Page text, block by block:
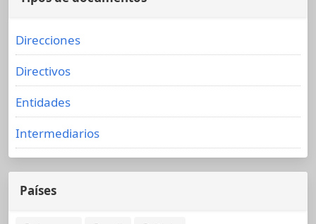
Direcciones
Directivos
Entidades
Intermediarios
Países